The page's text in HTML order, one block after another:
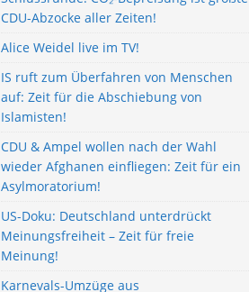
CDU-Abzocke aller Zeiten!
Alice Weidel live im TV!
IS ruft zum Überfahren von Menschen
auf: Zeit für die Abschiebung von
Islamisten!
CDU & Ampel wollen nach der Wahl
wieder Afghanen einfliegen: Zeit für ein
Asylmoratorium!
US-Doku: Deutschland unterdrückt
Meinungsfreiheit – Zeit für freie
Meinung!
Karnevals-Umzüge aus